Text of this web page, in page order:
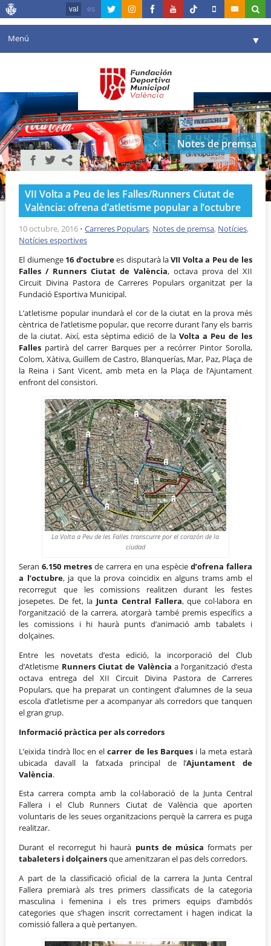
val es
Menú ▼
Agenda
Instal·lacions ▼
Comunicació ▼
València en esport
Portal de Transparència
Reserves
Notes de premsa
VII Volta a Peu de les Falles/Runners Ciutat de
València: ofrena d’atletisme popular a l’octubre
10 octubre, 2016 •Carreres Populars, Notes de premsa, Notícies,
Notícies esportives
El diumenge 16 d’octubrees disputarà laVII Volta a Peu de les
Falles / Runners Ciutat de València, octava prova del XII
Circuit Divina Pastora de Carreres Populars organitzat per la
Fundació Esportiva Municipal.
L’atletisme popular inundarà el cor de la ciutat en la prova més
cèntrica de l’atletisme popular, que recorre durant l’any els barris
de la ciutat. Així, esta sèptima edició de la Volta a Peu de les
Falles partirà del carrer Barques per a recórrer Pintor Sorolla,
Colom, Xàtiva, Guillem de Castro, Blanquerías, Mar, Paz, Plaça de
la Reina i Sant Vicent, amb meta en la Plaça de l’Ajuntament
enfront del consistori.
La Volta a Peu de les Falles transcurre por el corazón de la
ciudad
Seran6.150 metres de carrera en una espècie d’ofrena fallera
a l’octubre, ja que la prova coincidix en alguns trams amb el
recorregut que les comissions realitzen durant les festes
josepetes. De fet, la Junta Central Fallera, que col·labora en
l’organització de la carrera, atorgarà també premis específics a
les comissions i hi haurà punts d’animació amb tabalets i
dolçaines.
Entre les novetats d’esta edició, la incorporació del Club
d’Atletisme Runners Ciutat de València a l’organització d’esta
octava entrega del XII Circuit Divina Pastora de Carreres
Populars, que ha preparat un contingent d’alumnes de la seua
escola d’atletisme per a acompanyar als corredors que tanquen
el gran grup.
Informació pràctica per als corredors
L’eixida tindrà lloc en elcarrer de les Barquesi la meta estarà
ubicada davall la fatxada principal de l’Ajuntament de
València.
Esta carrera compta amb la col·laboració de la Junta Central
Fallera i el Club Runners Ciutat de València que aporten
voluntaris de les seues organitzacions perquè la carrera es puga
realitzar.
Durant el recorregut hi haurà punts de música formats per
tabaleters i dolçainersque amenitzaran el pas dels corredors.
A part de la classificació oficial de la carrera la Junta Central
Fallera premiarà als tres primers classificats de la categoria
masculina i femenina i els tres primers equips d’ambdós
categories que s’hagen inscrit correctament i hagen indicat la
comissió fallera a què pertanyen.